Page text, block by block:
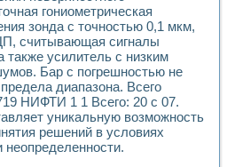
для исследования течения в
работы «Изучение магнитных
изучения основ интерфейсов обмена по
изучение адиабатического
электрических переходных
обработки результатов
лазерно-плазменных измерений с
комплекс. Назначение. Состав.
гониометрическая
зонда с точностью 0,1 мкм,
считывающая сигналы
также усилитель с низким
Бар с погрешностью не
диапазона. Всего
НИФТИ 1 1 Всего: 20 с 07.
уникальную возможность
решений в условиях
неопределенности.